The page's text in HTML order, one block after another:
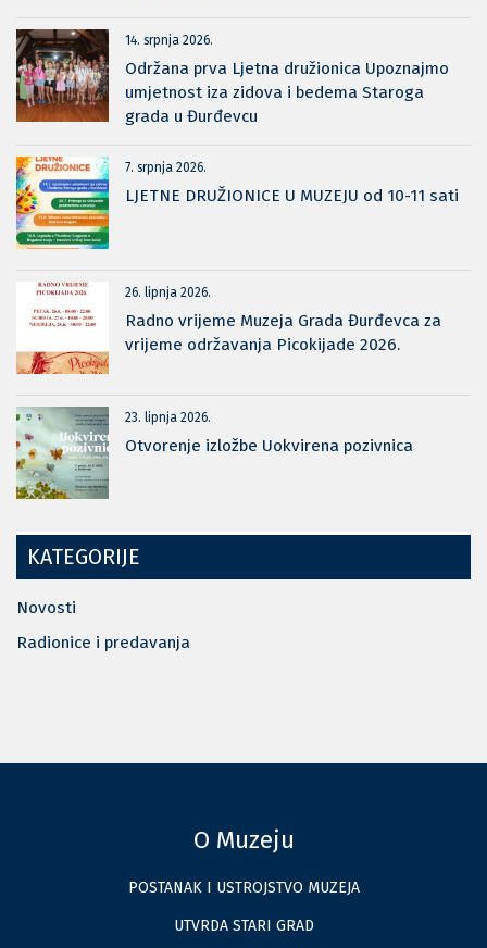
14. srpnja 2026.
Održana prva Ljetna družionica Upoznajmo
umjetnost iza zidova i bedema Staroga
grada u Đurđevcu
7. srpnja 2026.
LJETNE DRUŽIONICE U MUZEJU od 10-11 sati
26. lipnja 2026.
Radno vrijeme Muzeja Grada Đurđevca za
vrijeme održavanja Picokijade 2026.
23. lipnja 2026.
Otvorenje izložbe Uokvirena pozivnica
KATEGORIJE
Novosti
Radionice i predavanja
O Muzeju
POSTANAK I USTROJSTVO MUZEJA
UTVRDA STARI GRAD